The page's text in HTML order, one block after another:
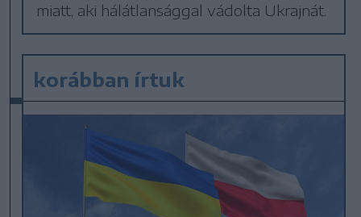
miatt, aki hálátlansággal vádolta Ukrajnát.
korábban írtuk